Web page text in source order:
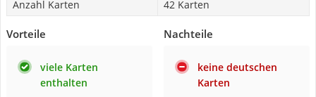
Anzahl Karten
42 Karten
Vorteile
viele Karten
enthalten
Nachteile
keine deutschen
Karten